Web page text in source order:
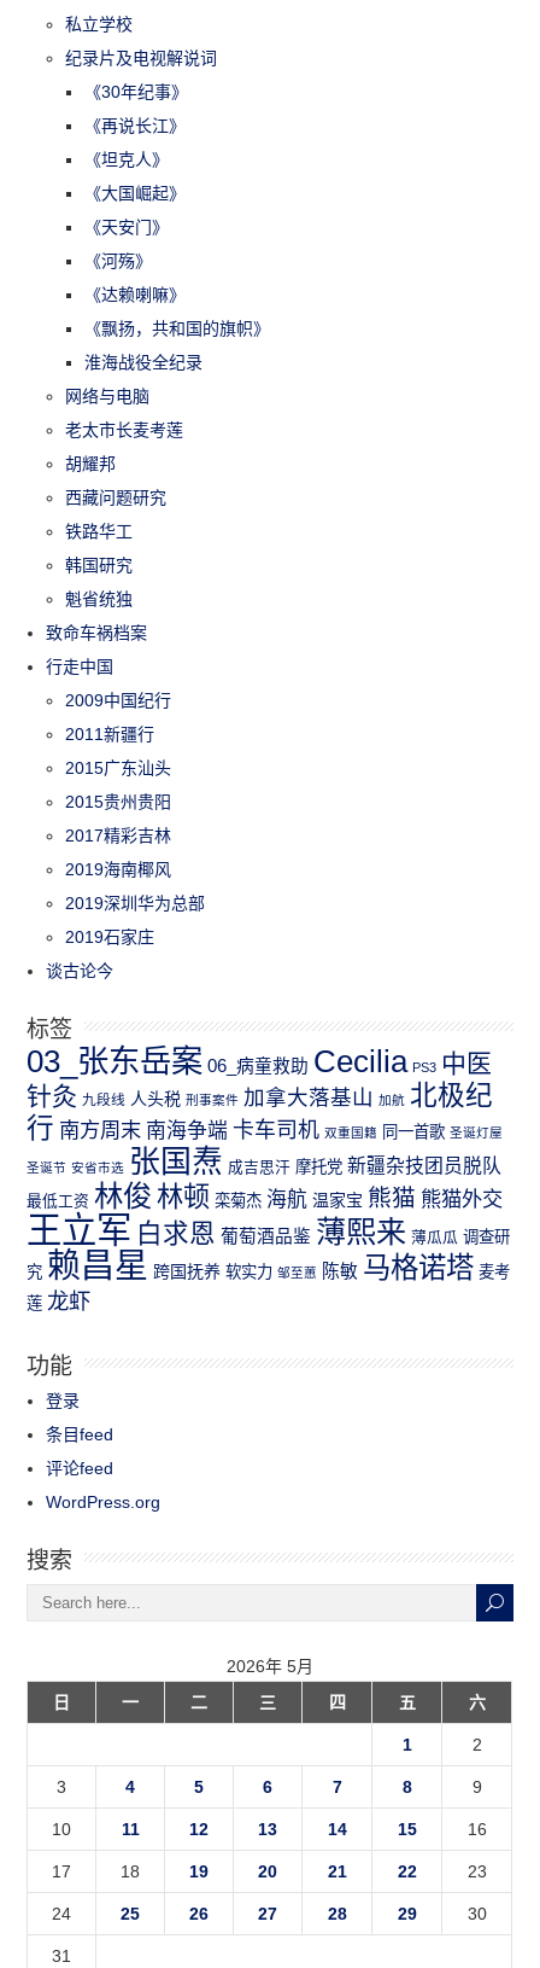
私立学校
纪录片及电视解说词
《30年纪事》
《再说长江》
《坦克人》
《大国崛起》
《天安门》
《河殇》
《达赖喇嘛》
《飘扬，共和国的旗帜》
淮海战役全纪录
网络与电脑
老太市长麦考莲
胡耀邦
西藏问题研究
铁路华工
韩国研究
魁省统独
致命车祸档案
行走中国
2009中国纪行
2011新疆行
2015广东汕头
2015贵州贵阳
2017精彩吉林
2019海南椰风
2019深圳华为总部
2019石家庄
谈古论今
标签
03_张东岳案 06_病童救助 Cecilia PS3 中医
针灸 九段线 人头税 刑事案件 加拿大落基山 加航 北极纪
行 南方周末 南海争端 卡车司机 双重国籍 同一首歌 圣诞灯屋
圣诞节 安省市选 张国焘 成吉思汗 摩托党 新疆杂技团员脱队
最低工资 林俊 林顿 栾菊杰 海航 温家宝 熊猫 熊猫外交
王立军 白求恩 葡萄酒品鉴 薄熙来 薄瓜瓜 调查研
究 赖昌星 跨国抚养 软实力 邹至蕙 陈敏 马格诺塔 麦考
莲 龙虾
功能
登录
条目feed
评论feed
WordPress.org
搜索
2026年 5月
日
一 二 三 四 五 六
1 2
3 4 5 6 7 8 9
10 11 12 13 14 15 16
17 18 19 20 21 22 23
24 25 26 27 28 29 30
31